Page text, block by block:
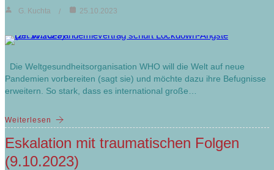
G. Kuchta 25.10.2023
Die Weltgesundheitsorganisation WHO will die Welt auf neue
Pandemien vorbereiten (sagt sie) und möchte dazu ihre Befugnisse
erweitern. So stark, dass es international große…
Weiterlesen
Eskalation mit traumatischen Folgen
(9.10.2023)